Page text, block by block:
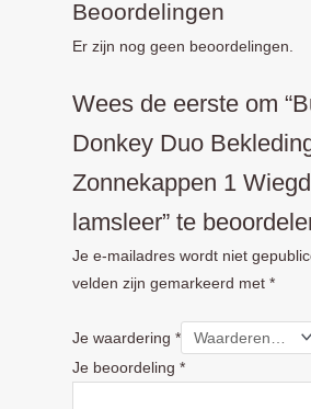
Beoordelingen
Er zijn nog geen beoordelingen.
Wees de eerste om
Donkey Duo
Zonnekappen 1
lamsleer” te
Je e-mailadres wordt niet
velden zijn gemarkeerd met *
Je waardering *
Je beoordeling *